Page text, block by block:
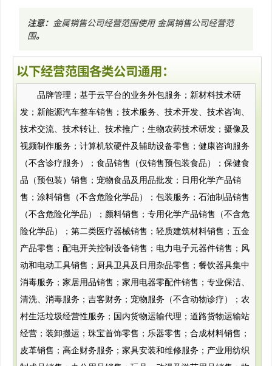
注意： 金属销售公司经营范围使用 金属销售公司经营范
围。
以下经营范围各类公司通用：
品牌管理；基于云平台的业务外包服务；新材料技术研
发；新能源汽车整车销售；技术服务、技术开发、技术咨询、
技术交流、技术转让、技术推广；生物农药技术研发；摄像及
视频制作服务；计算机软硬件及辅助设备零售；健康咨询服务
（不含诊疗服务）；食品销售（仅销售预包装食品）；保健食
品（预包装）销售；宠物食品及用品批发；日用化学产品销
售；涂料销售（不含危险化学品）；包装服务；石油制品销售
（不含危险化学品）；颜料销售；专用化学产品销售（不含危
险化学品）；第二类医疗器械销售；轻质建筑材料销售；五金
产品零售；配电开关控制设备销售；电力电子元器件销售；风
动和电动工具销售；厨具卫具及日用杂品零售；餐饮器具集中
消毒服务；家居用品销售；家用电器零配件销售；专业保洁、
清洗、消毒服务；吉客财务；宠物服务（不含动物诊疗）；农
村生活垃圾经营性服务；国内货物运输代理；道路货物运输站
经营；装卸搬运；珠宝首饰零售；乐器零售；合成材料销售；
皮革销售；高企财务服务；家具安装和维修服务；产业用纺织